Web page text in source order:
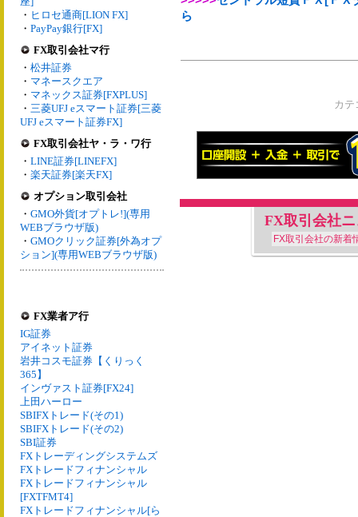
・ ヒロセ通商[LION FX]
・ PayPay銀行[FX]
FX取引会社マ行
・ 松井証券
・ マネースクエア
・ マネックス証券[FXPLUS]
・ 三菱UFJ eスマート証券[三菱
UFJ eスマート証券FX]
FX取引会社ヤ・ラ・ワ行
・ LINE証券[LINEFX]
・ 楽天証券[楽天FX]
オプション取引会社
・ GMO外貨[オプトレ!](専用
WEBブラウザ版)
・ GMOクリック証券[外為オプ
ション](専用WEBブラウザ版)
FX業者ア行
IG証券
アイネット証券
岩井コスモ証券【くりっく
365】
インヴァスト証券[FX24]
上田ハーロー
SBIFXトレード(その1)
SBIFXトレード(その2)
SBI証券
FXトレーディングシステムズ
FXトレードフィナンシャル
FXトレードフィナンシャル
[FXTFMT4]
FXトレードフィナンシャル[ら
ら
カ
FX取引会社
FX取引会社の新着